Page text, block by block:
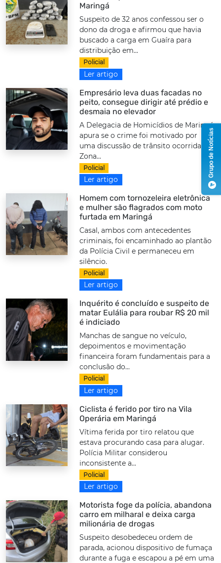
Maringá
Suspeito de 32 anos confessou ser o
dono da droga e afirmou que havia
buscado a carga em Guaíra para
distribuição em...
Policial
Ler artigo
Empresário leva duas facadas no
peito, consegue dirigir até prédio e
desmaia no elevador
A Delegacia de Homicídios de Maringá
apura se o crime foi motivado por
uma discussão de trânsito ocorrida na
Zona...
Policial
Ler artigo
Homem com tornozeleira eletrônica
e mulher são flagrados com moto
furtada em Maringá
Casal, ambos com antecedentes
criminais, foi encaminhado ao plantão
da Polícia Civil e permaneceu em
silêncio.
Policial
Ler artigo
Inquérito é concluído e suspeito de
matar Eulália para roubar R$ 20 mil
é indiciado
Manchas de sangue no veículo,
depoimentos e movimentação
financeira foram fundamentais para a
conclusão do...
Policial
Ler artigo
Ciclista é ferido por tiro na Vila
Operária em Maringá
Vítima ferida por tiro relatou que
estava procurando casa para alugar.
Polícia Militar considerou
inconsistente a...
Policial
Ler artigo
Motorista foge da polícia, abandona
carro em milharal e deixa carga
milionária de drogas
Suspeito desobedeceu ordem de
parada, acionou dispositivo de fumaça
durante a fuga e escapou a pé em uma
Grupo de Notícias